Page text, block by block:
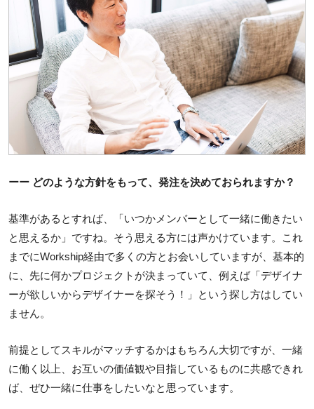
ーー どのような方針をもって、発注を決めておられますか？
基準があるとすれば、「いつかメンバーとして一緒に働きたい
と思えるか」ですね。そう思える方には声かけています。これ
までにWorkship経由で多くの方とお会いしていますが、基本的
に、先に何かプロジェクトが決まっていて、例えば「デザイナ
ーが欲しいからデザイナーを探そう！」という探し方はしてい
ません。
前提としてスキルがマッチするかはもちろん大切ですが、一緒
に働く以上、お互いの価値観や目指しているものに共感できれ
ば、ぜひ一緒に仕事をしたいなと思っています。